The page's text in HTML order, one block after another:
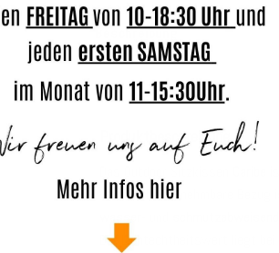
Beschreibung
Produktbeschreibung
worden. Der abnehmbare
Der Lichtechtheitswert liegt